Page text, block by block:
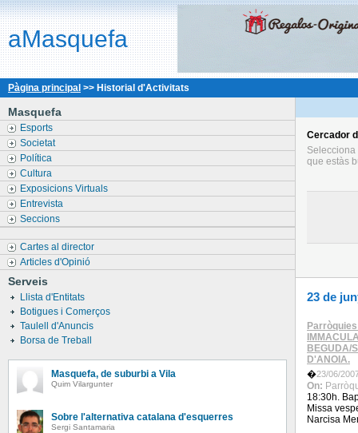
aMasquefa
Pàgina principal >> Historial d'Activitats
Masquefa
Esports
Societat
Política
Cultura
Exposicions Virtuals
Entrevista
Seccions
Cartes al director
Articles d'Opinió
Serveis
Llista d'Entitats
Botigues i Comerços
Taulell d'Anuncis
Borsa de Treball
Masquefa, de suburbi a Vila
Quim Vilargunter
Sobre l'alternativa catalana d'esquerres
Sergi Santamaria
Cercador
que estàs
23 de
BEGUDA/
D'ANOIA.
�23/06/
On:
18:30h.
Missa
Narcisa